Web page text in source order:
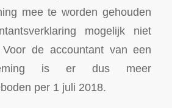
mee te worden gehouden
mogelijk niet
de accountant van een
is er dus meer
per 1 juli 2018.